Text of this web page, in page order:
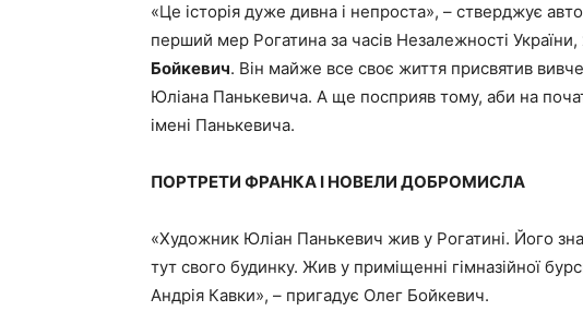
«Це історія дуже дивна і непроста», – стверджує
перший мер Рогатина за часів Незалежності
Бойкевич. Він майже все своє життя присвятив
Юліана Панькевича. А ще посприяв тому, аби на
імені Панькевича.
ПОРТРЕТИ ФРАНКА І НОВЕЛИ ДОБРОМИСЛА
«Художник Юліан Панькевич жив у Рогатині. Його
тут свого будинку. Жив у приміщенні гімназійної
Андрія Кавки», – пригадує Олег Бойкевич.